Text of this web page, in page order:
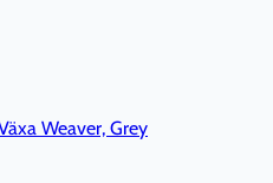
Weaver, Grey